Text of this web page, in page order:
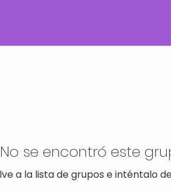
No se encontró este
a la lista de grupos e inténtalo